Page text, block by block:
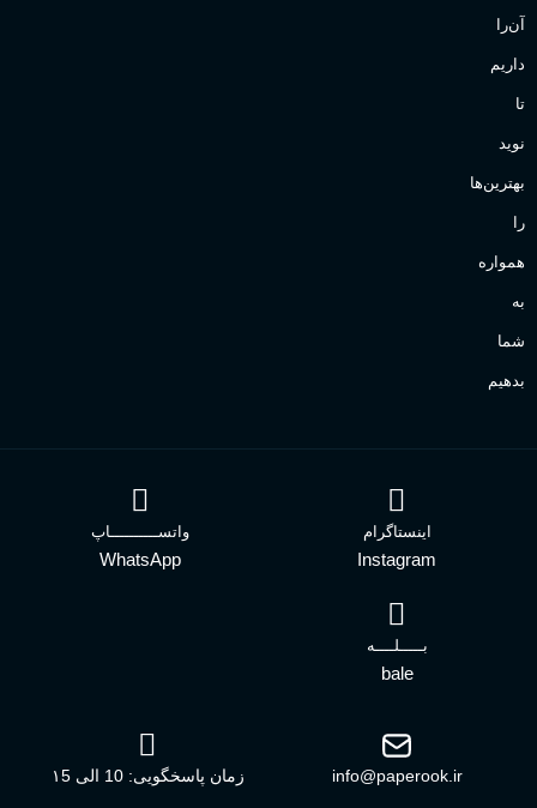
آن‌را
داریم
تا
نوید
بهترین‌ها
را
همواره
به
شما
بدهیم
اینستاگرام
Instagram
واتســــــــــاپ
WhatsApp
بـــــلــــه
bale
info@paperook.ir زمان پاسخگویی: 10 الی ۱5